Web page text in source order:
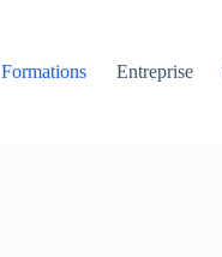
Formations
Entreprise